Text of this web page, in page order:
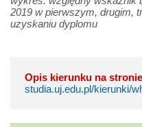
2019 w pierwszym, drugim,
uzyskaniu dyplomu
Opis kierunku na
studia.uj.edu.pl/kierunki/